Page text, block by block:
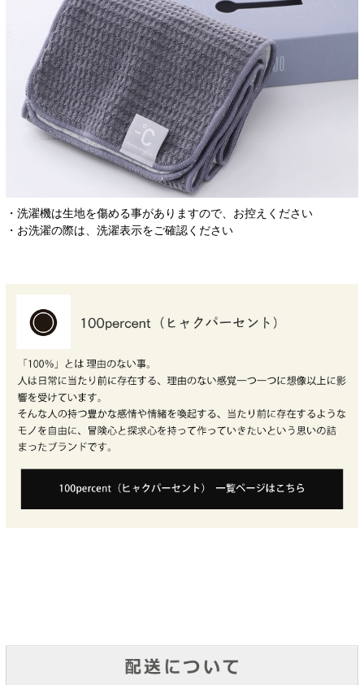
・洗濯機は生地を傷める事がありますので、お控えください
・お洗濯の際は、洗濯表示をご確認ください